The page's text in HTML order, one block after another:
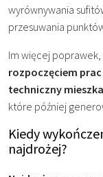
wyrównywania
przesuwania
Im więcej
rozpoczęciem
techniczny
które później
Kiedy
najdrożej?